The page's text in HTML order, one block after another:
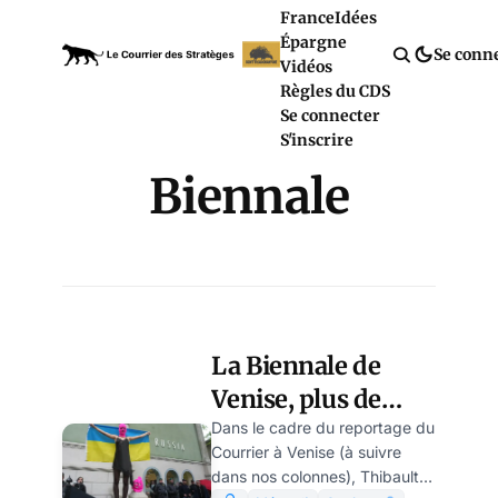
FranceIdées
Épargne
Vidéos
Règles du CDS
Se connecter
S'inscrire
Se
Biennale
La Biennale de
Venise, plus de
cent ans
d'ambition
Dans le cadre du reportage du
Courrier à Venise (à suivre
dans nos colonnes), Thibault